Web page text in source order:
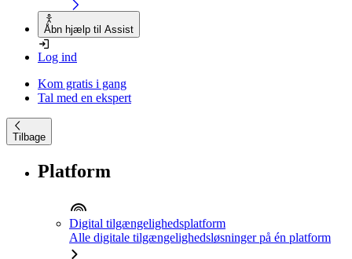
Åbn hjælp til Assist
Log ind
Kom gratis i gang
Tal med en ekspert
Tilbage
Platform
Digital tilgængelighedsplatform
Alle digitale tilgængelighedsløsninger på én platform